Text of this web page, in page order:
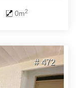
0m2
# 472